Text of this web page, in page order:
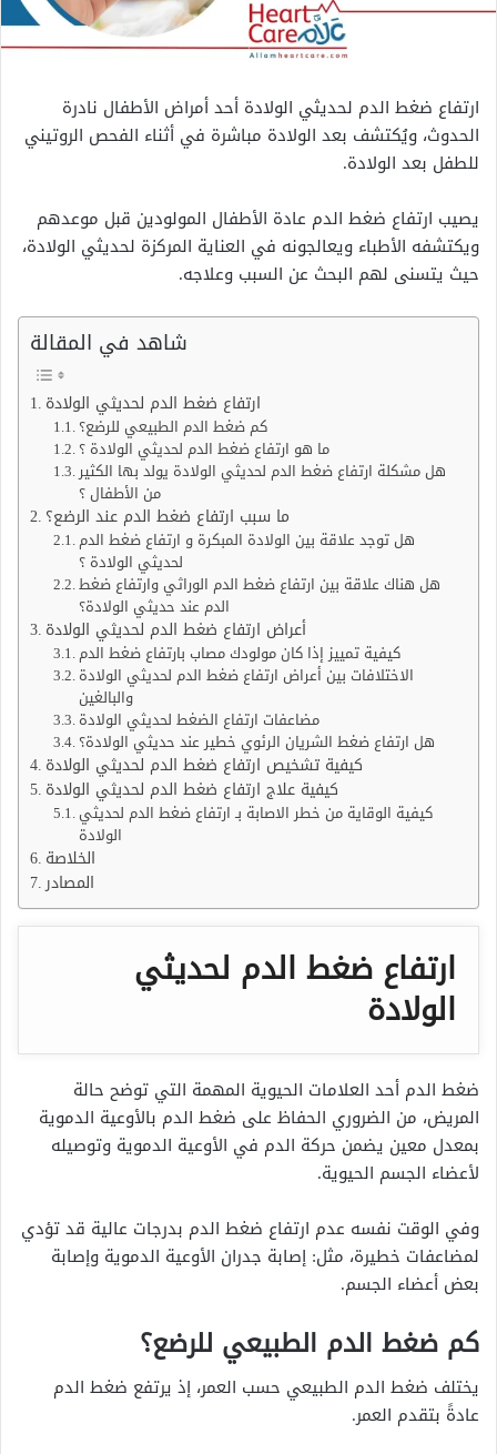
ارتفاع ضغط الدم لحديثي الولادة أحد أمراض الأطفال نادرة
الحدوث، ويُكتشف بعد الولادة مباشرة في أثناء الفحص الروتيني
للطفل بعد الولادة.
يصيب ارتفاع ضغط الدم عادة الأطفال المولودين قبل موعدهم
ويكتشفه الأطباء ويعالجونه في العناية المركزة لحديثي الولادة،
حيث يتسنى لهم البحث عن السبب وعلاجه.
شاهد في المقالة
ارتفاع ضغط الدم لحديثي الولادة
كم ضغط الدم الطبيعي للرضع؟
ما هو ارتفاع ضغط الدم لحديثي الولادة ؟
هل مشكلة ارتفاع ضغط الدم لحديثي الولادة يولد بها الكثير
من الأطفال ؟
ما سبب ارتفاع ضغط الدم عند الرضع؟
هل توجد علاقة بين الولادة المبكرة و ارتفاع ضغط الدم
لحديثي الولادة ؟
هل هناك علاقة بين ارتفاع ضغط الدم الوراثي وارتفاع ضغط
الدم عند حديثي الولادة؟
أعراض ارتفاع ضغط الدم لحديثي الولادة
كيفية تمييز إذا كان مولودك مصاب بارتفاع ضغط الدم
الاختلافات بين أعراض ارتفاع ضغط الدم لحديثي الولادة
والبالغين
مضاعفات ارتفاع الضغط لحديثي الولادة
هل ارتفاع ضغط الشريان الرئوي خطير عند حديثي الولادة؟
كيفية تشخيص ارتفاع ضغط الدم لحديثي الولادة
كيفية علاج ارتفاع ضغط الدم لحديثي الولادة
كيفية الوقاية من خطر الاصابة بـ ارتفاع ضغط الدم لحديثي
الولادة
الخلاصة
المصادر
ارتفاع ضغط الدم لحديثي
الولادة
ضغط الدم أحد العلامات الحيوية المهمة التي توضح حالة
المريض، من الضروري الحفاظ على ضغط الدم بالأوعية الدموية
بمعدل معين يضمن حركة الدم في الأوعية الدموية وتوصيله
لأعضاء الجسم الحيوية.
وفي الوقت نفسه عدم ارتفاع ضغط الدم بدرجات عالية قد تؤدي
لمضاعفات خطيرة، مثل: إصابة جدران الأوعية الدموية وإصابة
بعض أعضاء الجسم.
كم ضغط الدم الطبيعي للرضع؟
يختلف ضغط الدم الطبيعي حسب العمر، إذ يرتفع ضغط الدم
عادةً بتقدم العمر.